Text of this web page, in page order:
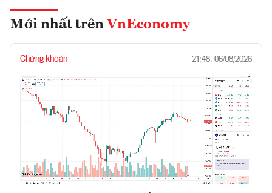
Mới nhất trên VnEconomy
Chứng khoán 21:48, 06/08/2026